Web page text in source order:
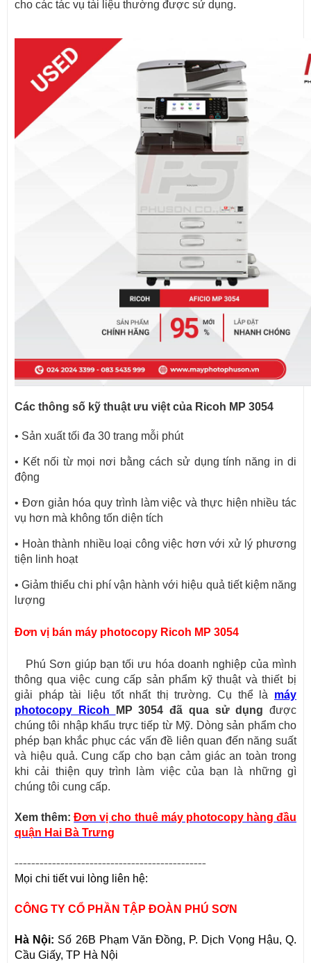
cho các tác vụ tài liệu thường được sử dụng.
Các thông số kỹ thuật ưu việt của Ricoh MP 3054
• Sản xuất tối đa 30 trang mỗi phút
• Kết nối từ mọi nơi bằng cách sử dụng tính năng in di
động
• Đơn giản hóa quy trình làm việc và thực hiện nhiều tác
vụ hơn mà không tốn diện tích
• Hoàn thành nhiều loại công việc hơn với xử lý phương
tiện linh hoạt
• Giảm thiểu chi phí vận hành với hiệu quả tiết kiệm năng
lượng
Đơn vị bán máy photocopy Ricoh MP 3054
Phú Sơn giúp bạn tối ưu hóa doanh nghiệp của mình
thông qua việc cung cấp sản phẩm kỹ thuật và thiết bị
giải pháp tài liệu tốt nhất thị trường. Cụ thể là máy
photocopy Ricoh
MP 3054 đã qua sử dụng được
chúng tôi nhập khẩu trực tiếp từ Mỹ. Dòng sản phẩm cho
phép bạn khắc phục các vấn đề liên quan đến năng suất
và hiệu quả. Cung cấp cho bạn cảm giác an toàn trong
khi cải thiện quy trình làm việc của bạn là những gì
chúng tôi cung cấp.
Xem thêm:Đơn vị cho thuê máy photocopy hàng đầu
quận Hai Bà Trưng
----------------------------------------------
Mọi chi tiết vui lòng liên hệ:
CÔNG TY CỔ PHẦN TẬP ĐOÀN PHÚ SƠN
Hà Nội: Số 26B Phạm Văn Đồng, P. Dịch Vọng Hậu, Q.
Cầu Giấy, TP Hà Nội